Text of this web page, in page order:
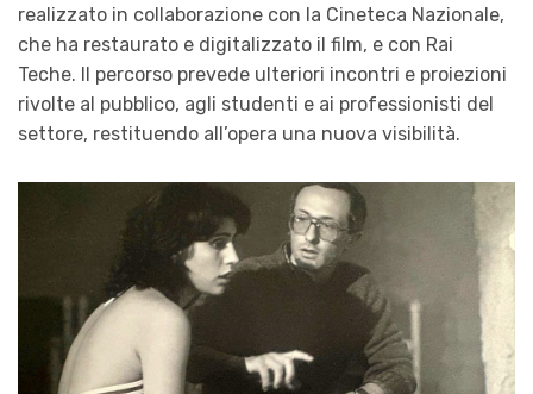
realizzato in collaborazione con la Cineteca Nazionale,
che ha restaurato e digitalizzato il film, e con Rai
Teche. Il percorso prevede ulteriori incontri e proiezioni
rivolte al pubblico, agli studenti e ai professionisti del
settore, restituendo all’opera una nuova visibilità.